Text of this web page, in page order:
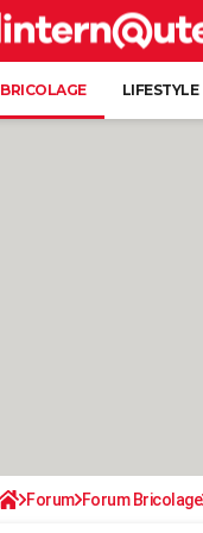
BRICOLAGE LIFESTYLE
Forum Forum Bricolage